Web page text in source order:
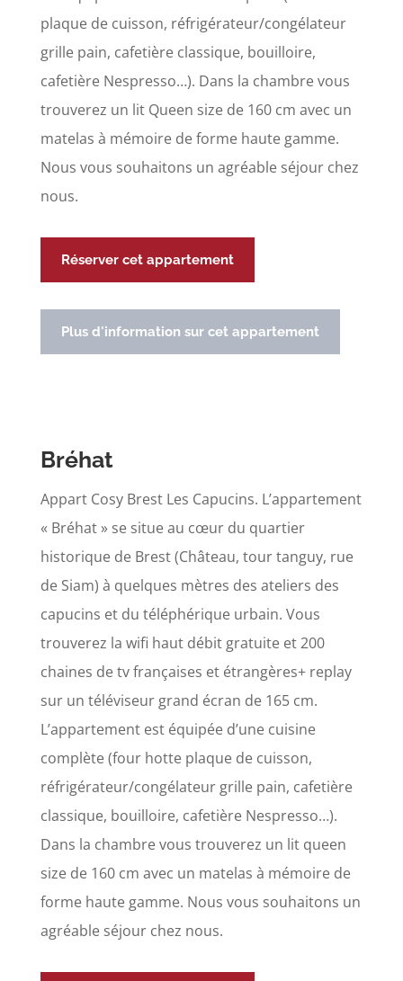
plaque de cuisson, réfrigérateur/congélateur
grille pain, cafetière classique, bouilloire,
cafetière Nespresso…). Dans la chambre vous
trouverez un lit Queen size de 160 cm avec un
matelas à mémoire de forme haute gamme.
Nous vous souhaitons un agréable séjour chez
nous.
Réserver cet appartement
Plus d'information sur cet appartement
Bréhat
Appart Cosy Brest Les Capucins. L’appartement
« Bréhat » se situe au cœur du quartier
historique de Brest (Château, tour tanguy, rue
de Siam) à quelques mètres des ateliers des
capucins et du téléphérique urbain. Vous
trouverez la wifi haut débit gratuite et 200
chaines de tv françaises et étrangères+ replay
sur un téléviseur grand écran de 165 cm.
L’appartement est équipée d’une cuisine
complète (four hotte plaque de cuisson,
réfrigérateur/congélateur grille pain, cafetière
classique, bouilloire, cafetière Nespresso…).
Dans la chambre vous trouverez un lit queen
size de 160 cm avec un matelas à mémoire de
forme haute gamme. Nous vous souhaitons un
agréable séjour chez nous.